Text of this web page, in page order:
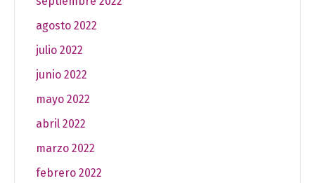
agosto 2022
julio 2022
junio 2022
mayo 2022
abril 2022
marzo 2022
febrero 2022